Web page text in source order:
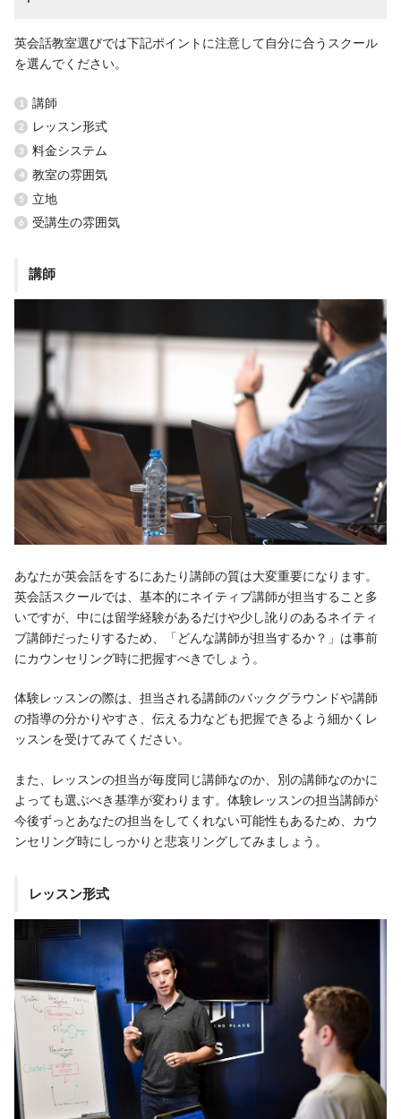
英会話教室選びでは下記ポイントに注意して自分に合うスクール
を選んでください。
講師
レッスン形式
料金システム
教室の雰囲気
立地
受講生の雰囲気
講師
あなたが英会話をするにあたり講師の質は大変重要になります。
英会話スクールでは、基本的にネイティブ講師が担当すること多
いですが、中には留学経験があるだけや少し訛りのあるネイティ
ブ講師だったりするため、「どんな講師が担当するか？」は事前
にカウンセリング時に把握すべきでしょう。
体験レッスンの際は、担当される講師のバックグラウンドや講師
の指導の分かりやすさ、伝える力なども把握できるよう細かくレ
ッスンを受けてみてください。
また、レッスンの担当が毎度同じ講師なのか、別の講師なのかに
よっても選ぶべき基準が変わります。体験レッスンの担当講師が
今後ずっとあなたの担当をしてくれない可能性もあるため、カウ
ンセリング時にしっかりと悲哀リングしてみましょう。
レッスン形式